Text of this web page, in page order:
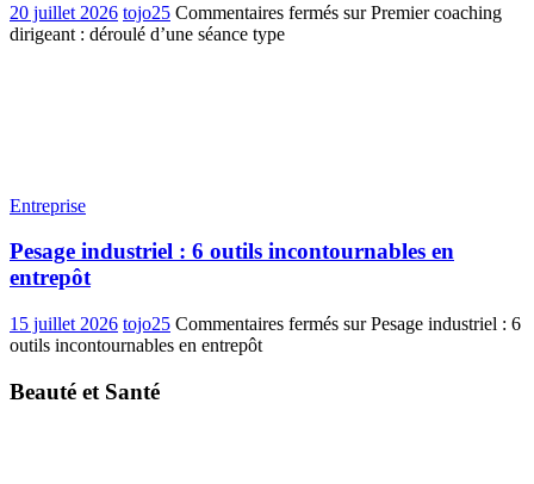
20 juillet 2026 tojo25 Commentaires fermés sur Premier coaching
dirigeant : déroulé d’une séance type
Entreprise
Pesage industriel : 6 outils incontournables en
entrepôt
15 juillet 2026 tojo25 Commentaires fermés sur Pesage industriel : 6
outils incontournables en entrepôt
Beauté et Santé